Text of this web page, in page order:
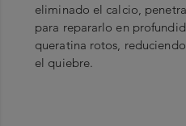
eliminado el calcio,
para repararlo en
queratina rotos,
el quiebre.